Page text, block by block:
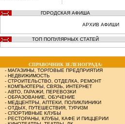
ГОРОДСКАЯ АФИША
АРХИВ АФИШИ
ТОП ПОПУЛЯРНЫХ СТАТЕЙ
СПРАВОЧНИК ЗЕЛЕНОГРАДА:
- МАГАЗИНЫ, ТОРГОВЫЕ ПРЕДПРИЯТИЯ
- НЕДВИЖИМОСТЬ
- СТРОИТЕЛЬСТВО, ОТДЕЛКА, РЕМОНТ
- КОМПЬЮТЕРЫ, СВЯЗЬ, ИНТЕРНЕТ
- АВТО, ГАРАЖИ, ПЕРЕВОЗКИ
- ОБРАЗОВАНИЕ, ОБУЧЕНИЕ
- МЕДЦЕНТРЫ, АПТЕКИ, ПОЛИКЛИНИКИ
- ОТДЫХ, ПУТЕШЕСТВИЯ, ТУРИЗМ
- СПОРТИВНЫЕ КЛУБЫ
- РЕСТОРАНЫ, КЛУБЫ, КАФЕ И ПИЦЦЕРИИ